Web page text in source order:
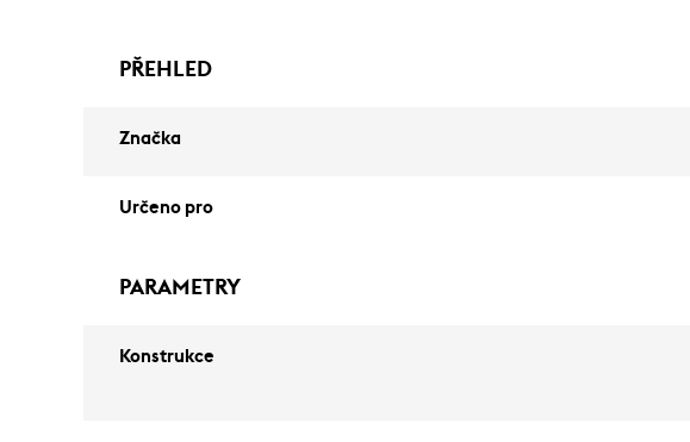
PŘEHLED
Značka
Určeno pro
PARAMETRY
Konstrukce